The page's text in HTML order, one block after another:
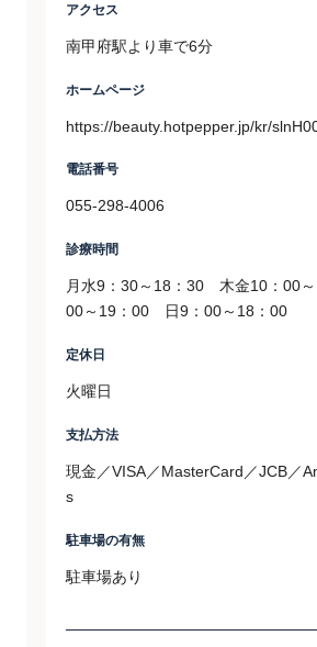
アクセス
南甲府駅より車で6分
ホームページ
https://beauty.hotpepper.jp/kr/
電話番号
055-298-4006
診療時間
月水9：30～18：30 木金10：00
00～19：00 日9：00～18：00
定休日
火曜日
支払方法
現金／VISA／MasterCard／JCB／
s
駐車場の有無
駐車場あり